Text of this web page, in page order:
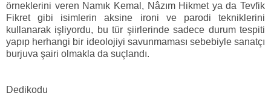
örneklerini veren Namık Kemal, Nâzım Hikmet ya da Tevfik
Fikret gibi isimlerin aksine ironi ve parodi tekniklerini
kullanarak işliyordu, bu tür şiirlerinde sadece durum tespiti
yapıp herhangi bir ideolojiyi savunmaması sebebiyle sanatçı
burjuva şairi olmakla da suçlandı.
Dedikodu